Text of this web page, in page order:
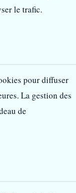
le trafic.
pour diffuser
La gestion des
de